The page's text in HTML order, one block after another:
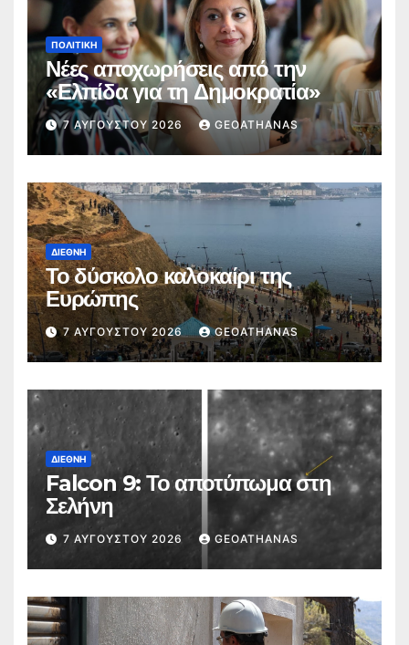
ΠΟΛΙΤΙΚΉ
Νέες αποχωρήσεις από την
«Ελπίδα για τη Δημοκρατία»
7 ΑΥΓΟΎΣΤΟΥ 2026 GEOATHANAS
ΔΙΕΘΝΉ
Το δύσκολο καλοκαίρι της
Ευρώπης
7 ΑΥΓΟΎΣΤΟΥ 2026 GEOATHANAS
ΔΙΕΘΝΉ
Falcon 9: Το αποτύπωμα στη
Σελήνη
7 ΑΥΓΟΎΣΤΟΥ 2026 GEOATHANAS